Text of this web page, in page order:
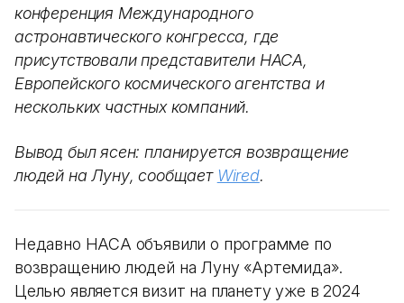
конференция Международного
астронавтического конгресса, где
присутствовали представители НАСА,
Европейского космического агентства и
нескольких частных компаний.
Вывод был ясен: планируется возвращение
людей на Луну, сообщает Wired.
Недавно НАСА объявили о программе по
возвращению людей на Луну «Артемида».
Целью является визит на планету уже в 2024